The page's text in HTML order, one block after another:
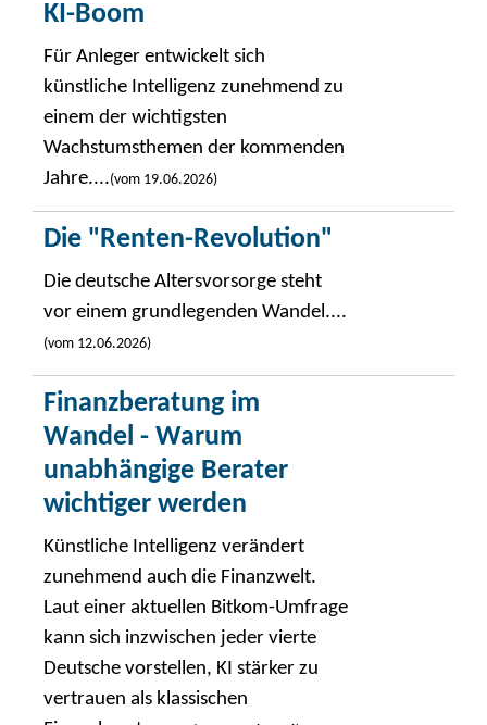
KI-Boom
Für Anleger entwickelt sich
künstliche Intelligenz zunehmend zu
einem der wichtigsten
Wachstumsthemen der kommenden
Jahre....(vom 19.06.2026)
Die "Renten-Revolution"
Die deutsche Altersvorsorge steht
vor einem grundlegenden Wandel....
(vom 12.06.2026)
Finanzberatung im
Wandel - Warum
unabhängige Berater
wichtiger werden
Künstliche Intelligenz verändert
zunehmend auch die Finanzwelt.
Laut einer aktuellen Bitkom-Umfrage
kann sich inzwischen jeder vierte
Deutsche vorstellen, KI stärker zu
vertrauen als klassischen